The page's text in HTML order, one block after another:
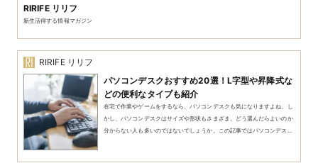
RIRIFE リリフ
新生活得する情報マガジン
RIRIFE リリフ
パソコンデスクおすすめ20選！L字型や昇降式な
どの便利なタイプも紹介
在宅で作業やゲームをするなら、パソコンデスクも気になりますよね。し
かし、パソコンデスクはサイズや形状もさまざま。どう選んだらよいのか
分からない人も多いのではないでしょうか。この記事ではパソコンデス...